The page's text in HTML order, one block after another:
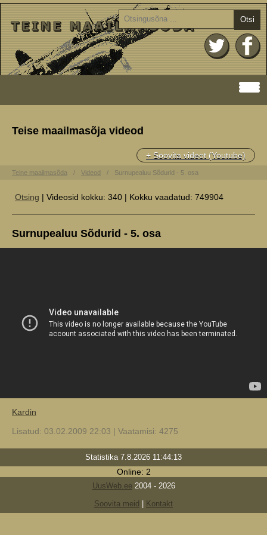
Otsi
Teise maailmasõja videod
+ Soovita videot (Youtube)
Teine maailmasõda Videod Surnupealuu Sõdurid - 5. osa
Otsing | Videosid kokku: 340 | Kokku vaadatud: 749904
Surnupealuu Sõdurid - 5. osa
Kardin
Lisatud: 03.02.2009 22:03 | Vaatamisi: 4275
Statistika 7.8.2026 11:44:13
Online: 2
UusWeb.ee2004 - 2026
Soovita meid
Kontakt